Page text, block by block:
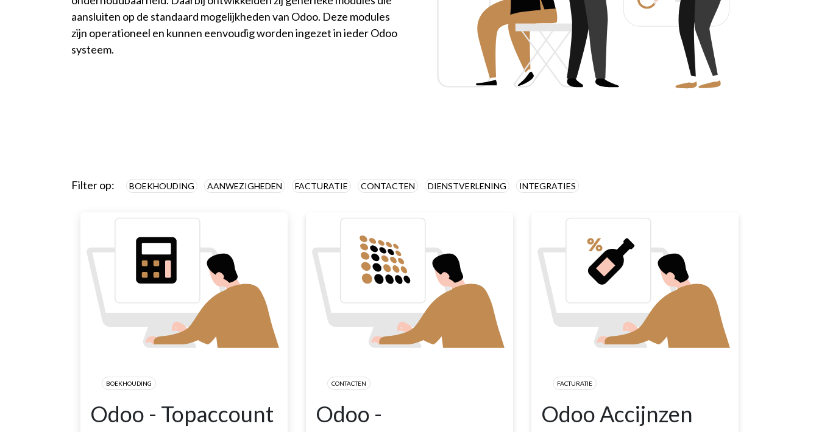
aansluiten op de standaard mogelijkheden van Odoo. Deze modules
zijn operationeel en kunnen eenvoudig worden ingezet in ieder Odoo
systeem.
Filter op: BOEKHOUDING AANWEZIGHEDEN FACTURATIE CONTACTEN DIENSTVERLENING INTEGRATIES
BOEKHOUDING
Odoo - Topaccount
CONTACTEN
Odoo -
FACTURATIE
Odoo Accijnzen